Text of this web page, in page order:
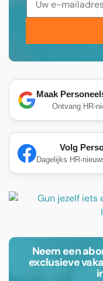
Maak
Ontvang HR-
Volg
Dagelijks HR-
Neem een
exclusieve